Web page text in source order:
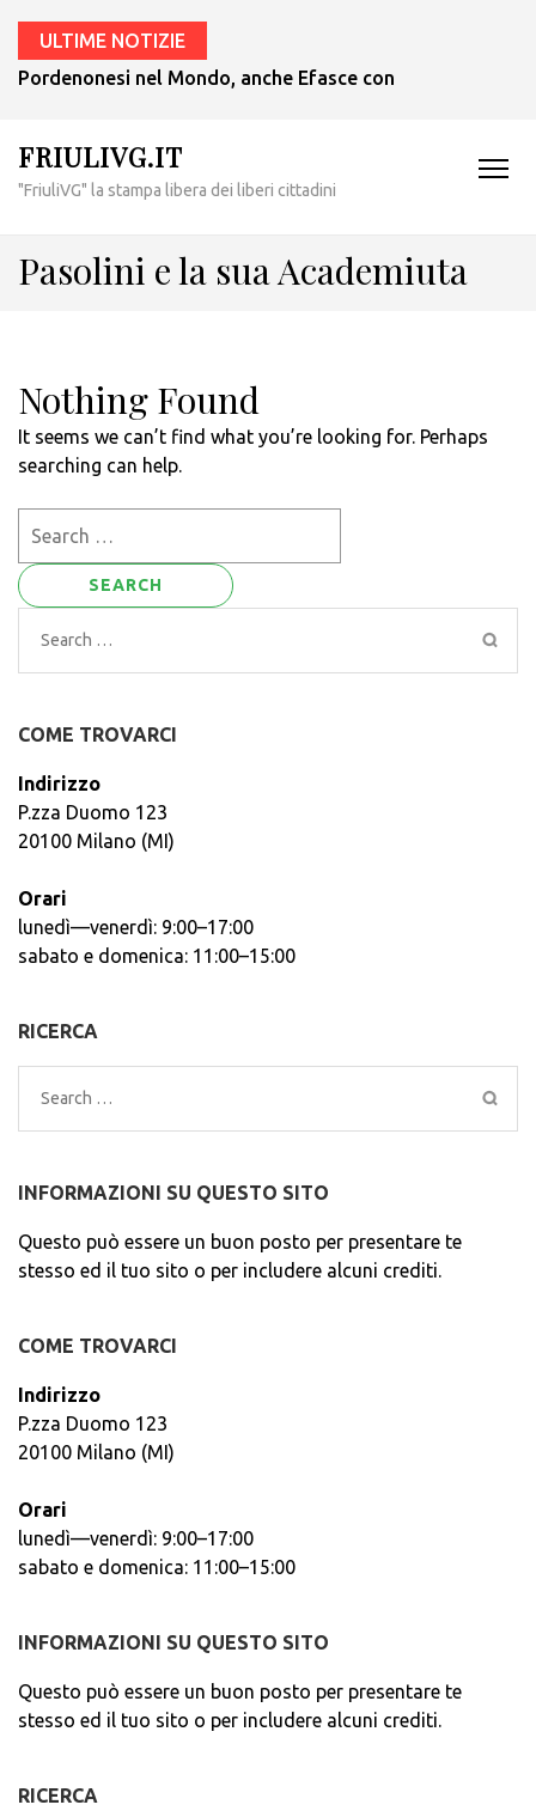
ULTIME NOTIZIE
Pordenonesi nel Mondo, anche Efasce con il presidente
FRIULIVG.IT
"FriuliVG" la stampa libera dei liberi cittadini
Pasolini e la sua Academiuta
Nothing Found
It seems we can’t find what you’re looking for. Perhaps
searching can help.
Search
for:
COME TROVARCI
Indirizzo
P.zza Duomo 123
20100 Milano (MI)
Orari
lunedì—venerdì: 9:00–17:00
sabato e domenica: 11:00–15:00
RICERCA
Search
for:
INFORMAZIONI SU QUESTO SITO
Questo può essere un buon posto per presentare te
stesso ed il tuo sito o per includere alcuni crediti.
COME TROVARCI
Indirizzo
P.zza Duomo 123
20100 Milano (MI)
Orari
lunedì—venerdì: 9:00–17:00
sabato e domenica: 11:00–15:00
INFORMAZIONI SU QUESTO SITO
Questo può essere un buon posto per presentare te
stesso ed il tuo sito o per includere alcuni crediti.
RICERCA